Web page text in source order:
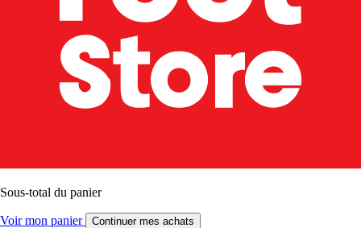
Sous-total du panier
Voir mon panier Continuer mes achats